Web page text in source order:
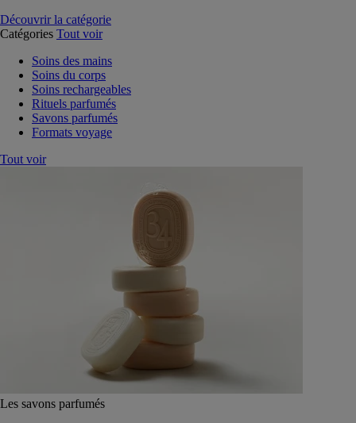
Découvrir la catégorie
Catégories Tout voir
Soins des mains
Soins du corps
Soins rechargeables
Rituels parfumés
Savons parfumés
Formats voyage
Tout voir
Les savons parfumés